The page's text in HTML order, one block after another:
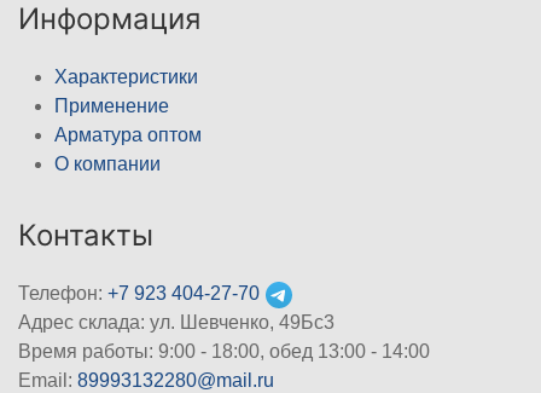
Информация
Характеристики
Применение
Арматура оптом
О компании
Контакты
Телефон: +7 923 404-27-70
Адрес склада: ул. Шевченко, 49Бс3
Время работы: 9:00 - 18:00, обед 13:00 - 14:00
Email: 89993132280@mail.ru